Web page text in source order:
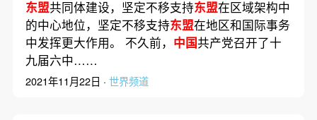
东盟共同体建设，坚定不移支持东盟在区域架构中
的中心地位，坚定不移支持东盟在地区和国际事务
中发挥更大作用。 不久前， 中国共产党召开了十
九届六中……
2021年11月22日 · 世界频道